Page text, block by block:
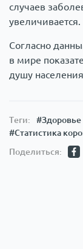
случаев
увеличивается.
Согласно
в мире
душу
Теги: #Здоровье
#Статистика
Поделиться: